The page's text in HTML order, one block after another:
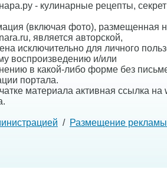
- кулинарные рецепты,
(включая фото), размещенная
является авторской,
исключительно для личного
воспроизведению и/или
в какой-либо форме без
портала.
материала активная ссылка на
/ Размещение рекламы